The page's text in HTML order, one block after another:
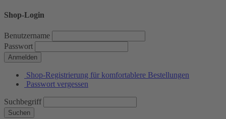
Shop-Login
Benutzername
Passwort
Anmelden
Shop-Registrierung für komfortablere Bestellungen
Passwort vergessen
Suchbegriff
Suchen